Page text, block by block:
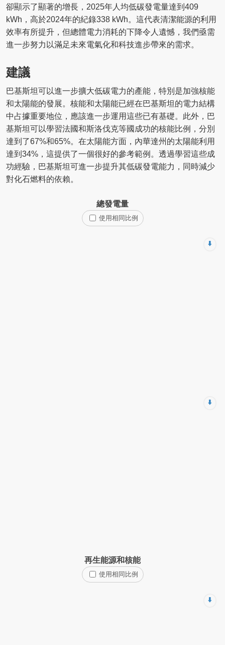
卻顯示了顯著的增長，2025年人均低碳發電量達到409
kWh，高於2024年的紀錄338 kWh。這代表清潔能源的利用
效率有所提升，但總體電力消耗的下降令人遺憾，我們亟需
進一步努力以滿足未來電氣化和科技進步帶來的需求。
建議
巴基斯坦可以進一步擴大低碳電力的產能，特別是加強核能
和太陽能的發展。核能和太陽能已經在巴基斯坦的電力結構
中占據重要地位，應該進一步運用這些已有基礎。此外，巴
基斯坦可以學習法國和斯洛伐克等國成功的核能比例，分別
達到了67%和65%。在太陽能方面，內華達州的太陽能利用
達到34%，這提供了一個很好的參考範例。透過學習這些成
功經驗，巴基斯坦可進一步提升其低碳發電能力，同時減少
對化石燃料的依賴。
總發電量
使用相同比例
⬇️
⬇️
再生能源和核能
使用相同比例
⬇️